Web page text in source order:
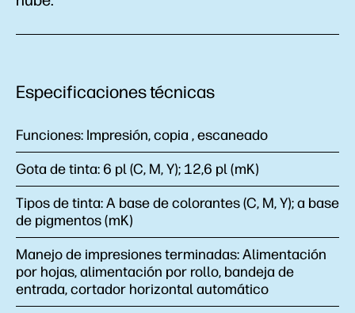
Especificaciones técnicas
Funciones: Impresión, copia , escaneado
Gota de tinta: 6 pl (C, M, Y); 12,6 pl (mK)
Tipos de tinta:A base de colorantes (C, M, Y); a base
de pigmentos (mK)
Manejo de impresiones terminadas:Alimentación
por hojas, alimentación por rollo, bandeja de
entrada, cortador horizontal automático